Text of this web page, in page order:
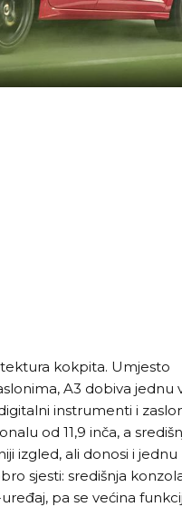
kokpita. Umjesto
A3 dobiva jednu
instrumenti i
od 11,9 inča, a
izgled, ali donosi i jednu
sjesti: središnja
pa se većina